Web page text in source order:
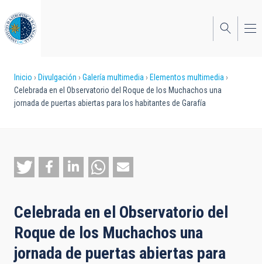
al
contenido
principal
Sobrescribir
enlaces
a
la
navegación
Inicio Divulgación Galería multimedia
Elementos multimedia
Celebrada en el Observatorio del Roque de los Muchachos una
jornada de puertas abiertas para los habitantes de Garafía
Celebrada en el Observatorio del
Roque de los Muchachos una
jornada de puertas abiertas para